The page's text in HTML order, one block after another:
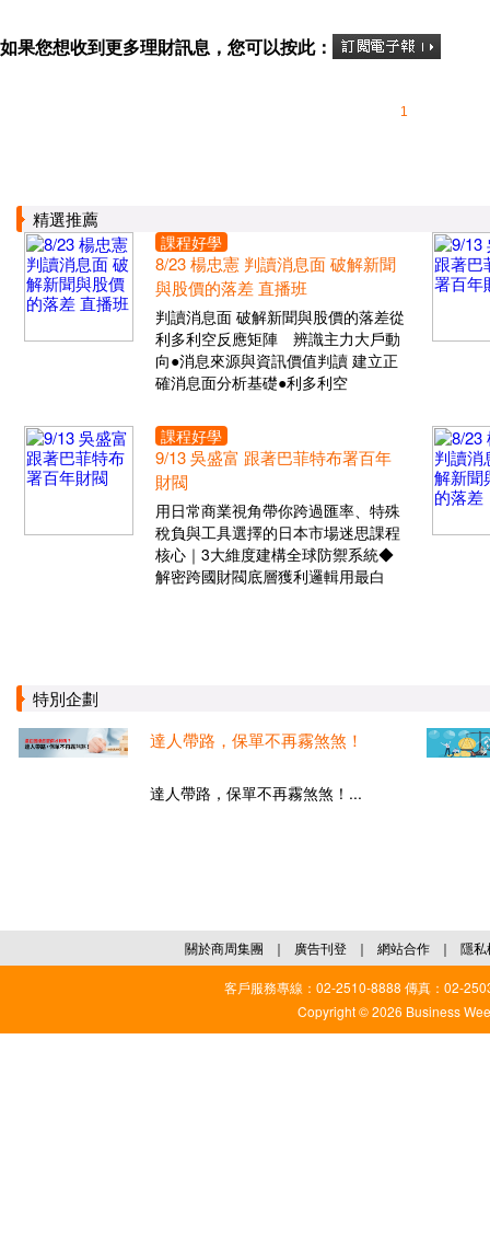
如果您想收到更多理財訊息，您可以按此：
1
精選推薦
課程好學
8/23 楊忠憲 判讀消息面 破解新聞
與股價的落差 直播班
判讀消息面 破解新聞與股價的落差從
利多利空反應矩陣 辨識主力大戶動
向●消息來源與資訊價值判讀 建立正
確消息面分析基礎●利多利空
課程好學
9/13 吳盛富 跟著巴菲特布署百年
財閥
用日常商業視角帶你跨過匯率、特殊
稅負與工具選擇的日本市場迷思課程
核心｜3大維度建構全球防禦系統◆
解密跨國財閥底層獲利邏輯用最白
特別企劃
達人帶路，保單不再霧煞煞！
達人帶路，保單不再霧煞煞！...
關於商周集團 ｜ 廣告刊登 ｜ 網站合作 ｜ 隱私
客戶服務專線：02-2510-8888 傳真：02-
Copyright © 2026 Business